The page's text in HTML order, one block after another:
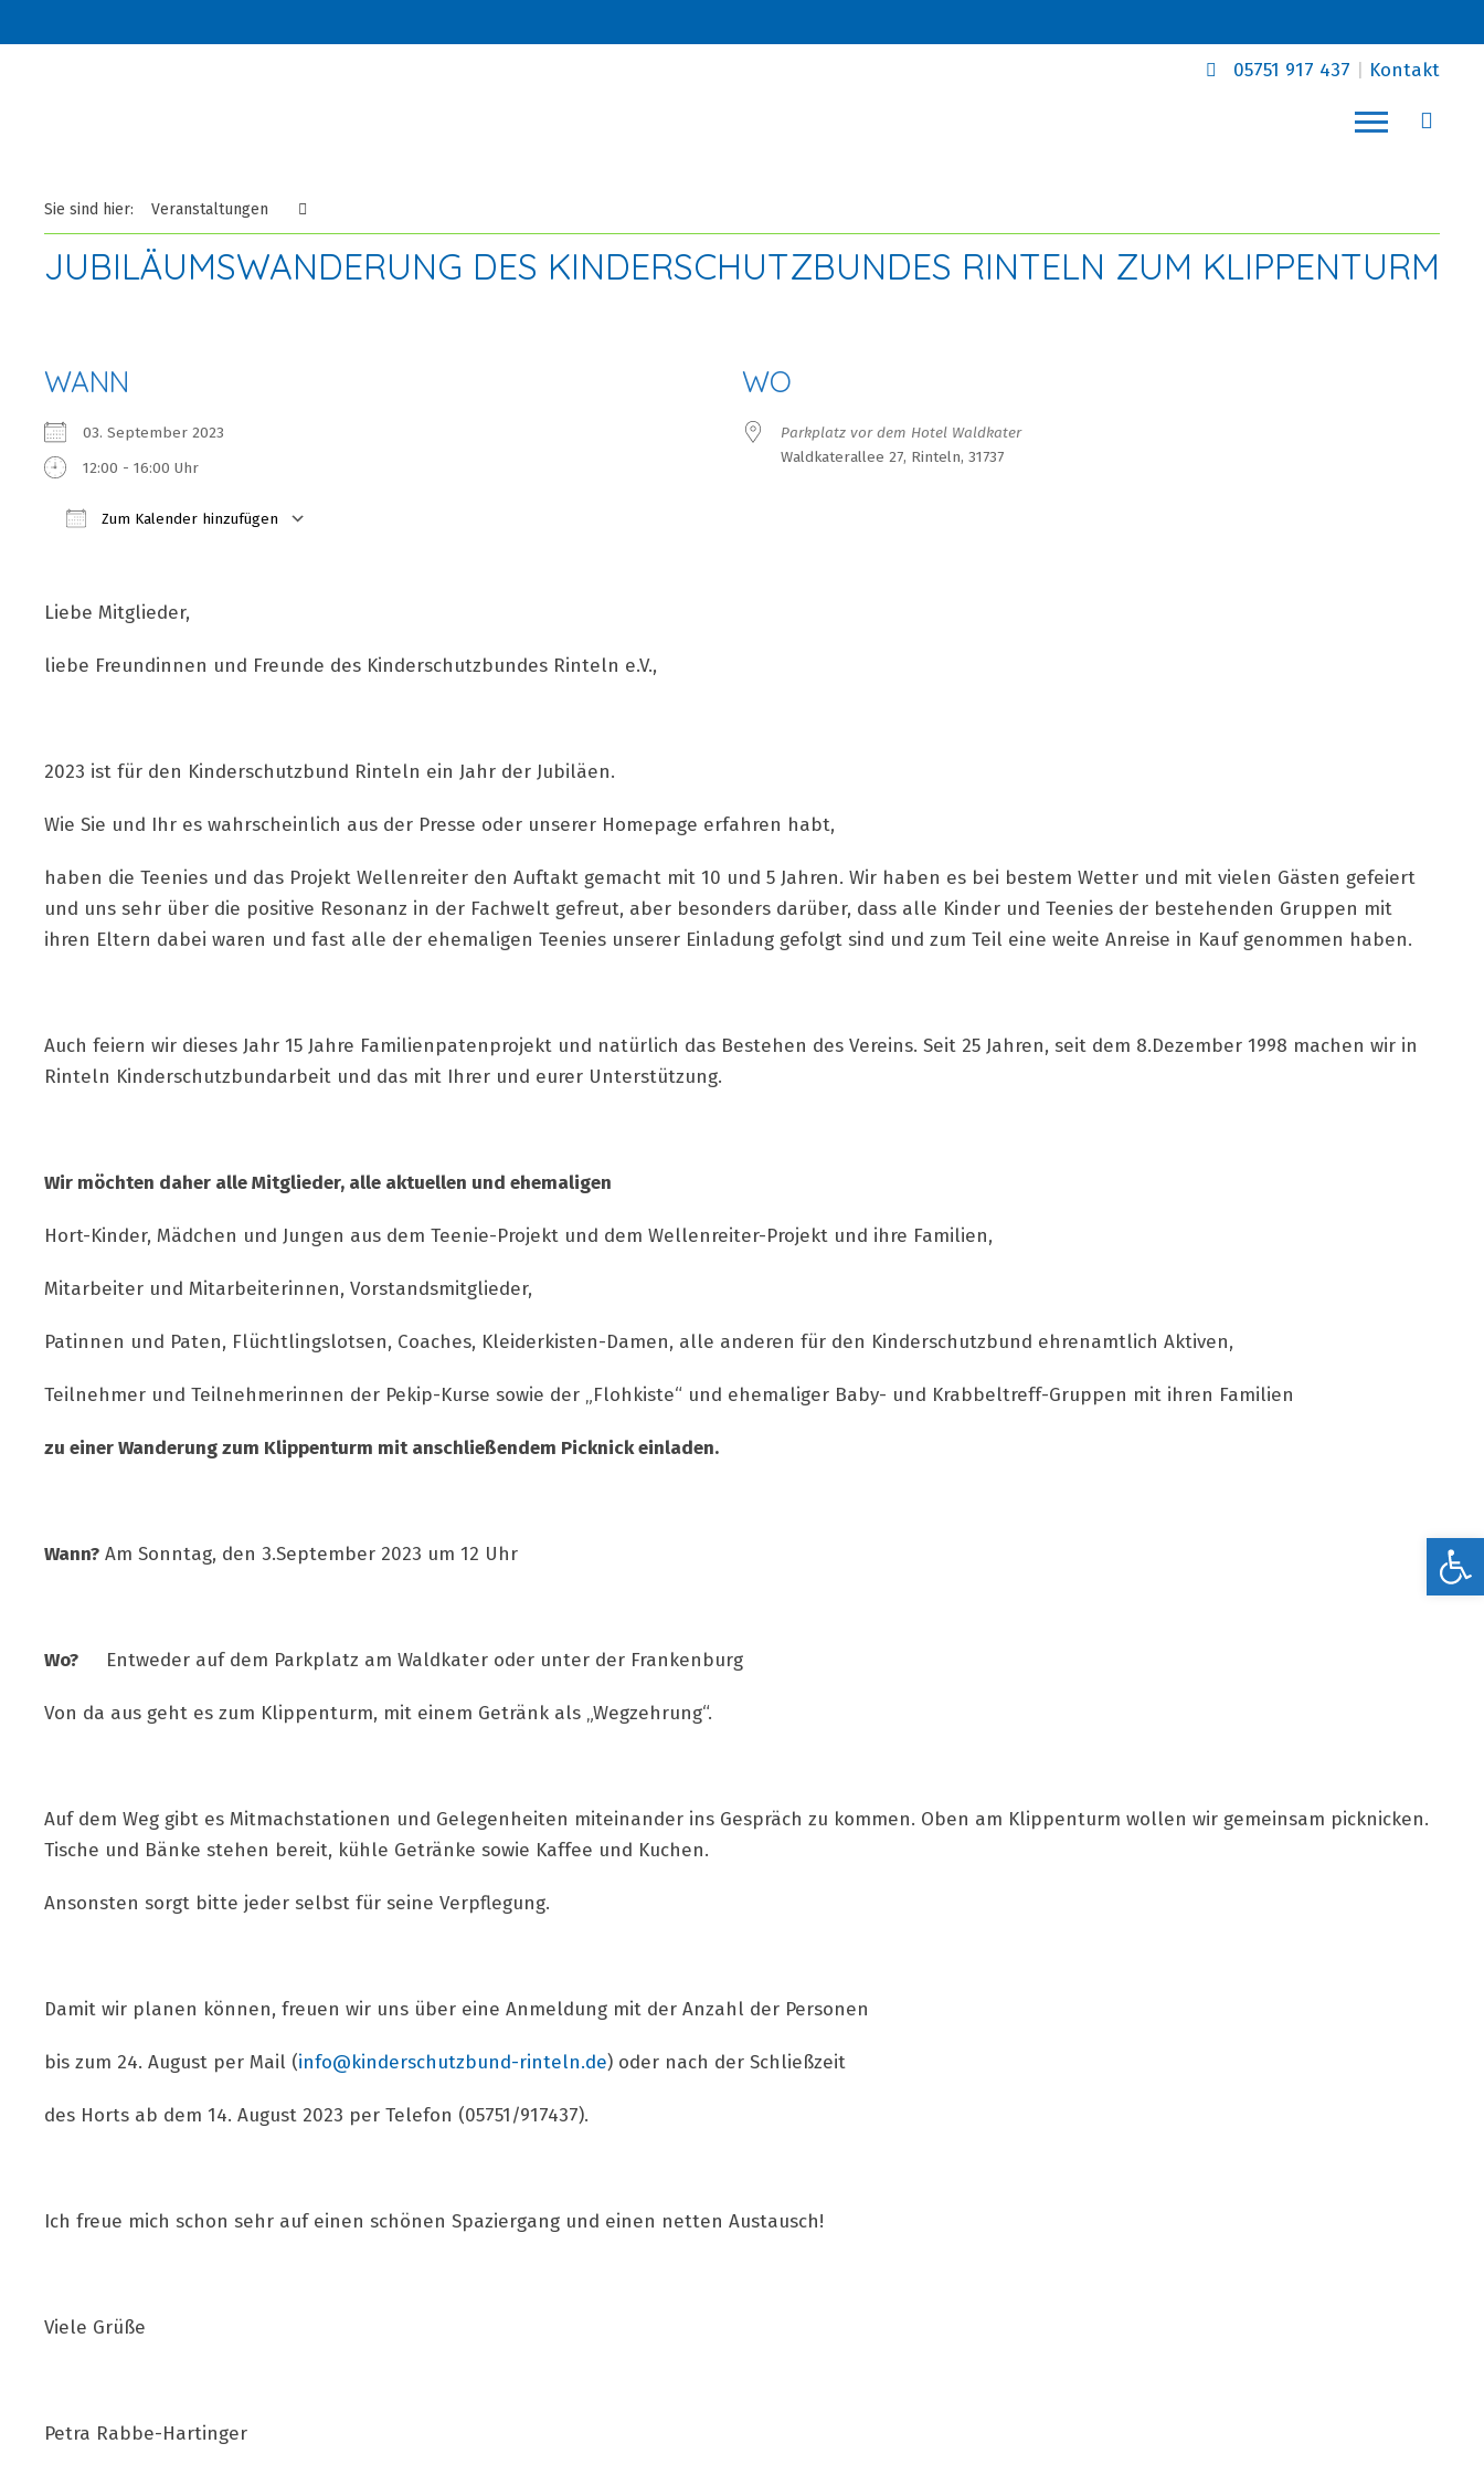
05751 917 437 Kontakt
Sie sind hier: Veranstaltungen
JUBILÄUMSWANDERUNG DES KINDERSCHUTZBUNDES RINTELN ZUM KLIPPENTURM
WANN
03. September 2023
12:00 - 16:00 Uhr
Zum Kalender hinzufügen
WO
Parkplatz vor dem Hotel Waldkater
Waldkaterallee 27, Rinteln, 31737
Liebe Mitglieder,
liebe Freundinnen und Freunde des Kinderschutzbundes Rinteln e.V.,
2023 ist für den Kinderschutzbund Rinteln ein Jahr der Jubiläen.
Wie Sie und Ihr es wahrscheinlich aus der Presse oder unserer Homepage erfahren habt,
haben die Teenies und das Projekt Wellenreiter den Auftakt gemacht mit 10 und 5 Jahren. Wir haben es bei bestem Wetter und mit vielen Gästen gefeiert
und uns sehr über die positive Resonanz in der Fachwelt gefreut, aber besonders darüber, dass alle Kinder und Teenies der bestehenden Gruppen mit
ihren Eltern dabei waren und fast alle der ehemaligen Teenies unserer Einladung gefolgt sind und zum Teil eine weite Anreise in Kauf genommen haben.
Auch feiern wir dieses Jahr 15 Jahre Familienpatenprojekt und natürlich das Bestehen des Vereins. Seit 25 Jahren, seit dem 8.Dezember 1998 machen wir in
Rinteln Kinderschutzbundarbeit und das mit Ihrer und eurer Unterstützung.
Wir möchten daher alle Mitglieder, alle aktuellen und ehemaligen
Hort-Kinder, Mädchen und Jungen aus dem Teenie-Projekt und dem Wellenreiter-Projekt und ihre Familien,
Mitarbeiter und Mitarbeiterinnen, Vorstandsmitglieder,
Patinnen und Paten, Flüchtlingslotsen, Coaches, Kleiderkisten-Damen, alle anderen für den Kinderschutzbund ehrenamtlich Aktiven,
Teilnehmer und Teilnehmerinnen der Pekip-Kurse sowie der „Flohkiste“ und ehemaliger Baby- und Krabbeltreff-Gruppen mit ihren Familien
zu einer Wanderung zum Klippenturm mit anschließendem Picknick einladen.
Wann? Am Sonntag, den 3.September 2023 um 12 Uhr
Wo? Entweder auf dem Parkplatz am Waldkater oder unter der Frankenburg
Von da aus geht es zum Klippenturm, mit einem Getränk als „Wegzehrung“.
Auf dem Weg gibt es Mitmachstationen und Gelegenheiten miteinander ins Gespräch zu kommen. Oben am Klippenturm wollen wir gemeinsam picknicken.
Tische und Bänke stehen bereit, kühle Getränke sowie Kaffee und Kuchen.
Ansonsten sorgt bitte jeder selbst für seine Verpflegung.
Damit wir planen können, freuen wir uns über eine Anmeldung mit der Anzahl der Personen
bis zum 24. August per Mail (info@kinderschutzbund-rinteln.de) oder nach der Schließzeit
des Horts ab dem 14. August 2023 per Telefon (05751/917437).
Ich freue mich schon sehr auf einen schönen Spaziergang und einen netten Austausch!
Viele Grüße
Petra Rabbe-Hartinger
Werkzeugleiste öffnen